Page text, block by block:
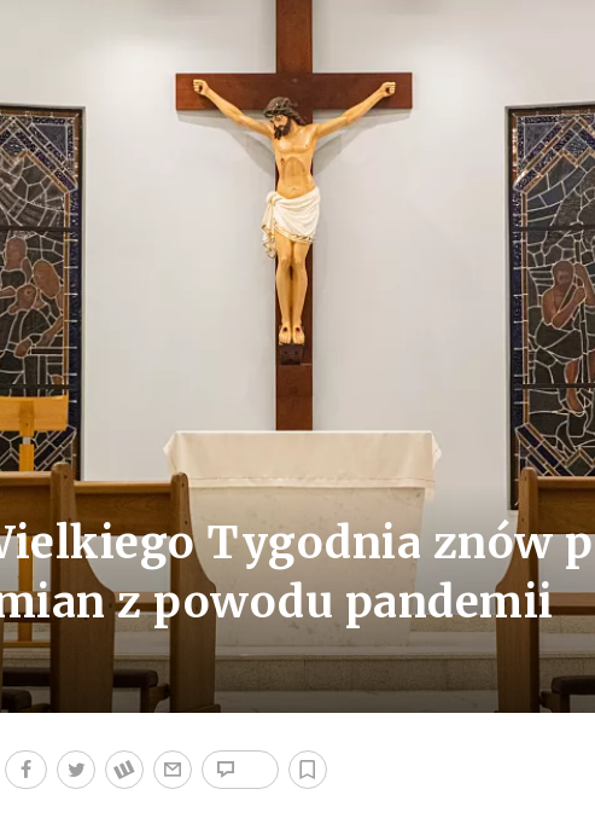
Tygodnia znów
z powodu pandemii